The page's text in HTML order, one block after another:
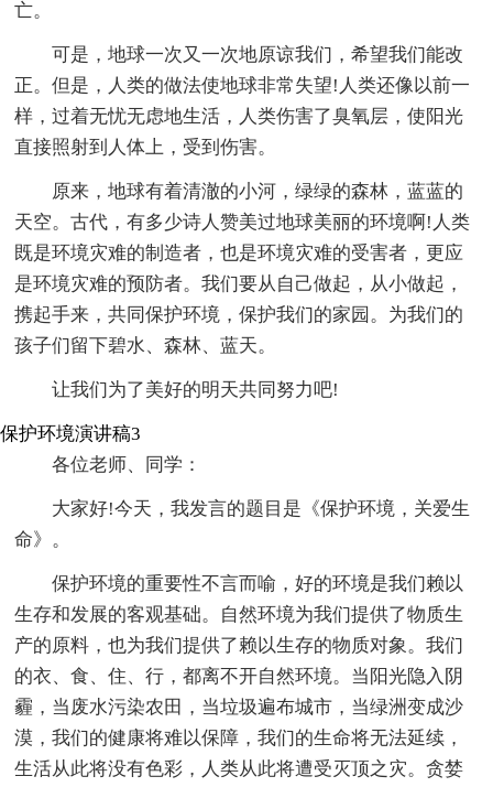
亡。
可是，地球一次又一次地原谅我们，希望我们能改
正。但是，人类的做法使地球非常失望!人类还像以前一
样，过着无忧无虑地生活，人类伤害了臭氧层，使阳光
直接照射到人体上，受到伤害。
原来，地球有着清澈的小河，绿绿的森林，蓝蓝的
天空。古代，有多少诗人赞美过地球美丽的环境啊!人类
既是环境灾难的制造者，也是环境灾难的受害者，更应
是环境灾难的预防者。我们要从自己做起，从小做起，
携起手来，共同保护环境，保护我们的家园。为我们的
孩子们留下碧水、森林、蓝天。
让我们为了美好的明天共同努力吧!
保护环境演讲稿3
各位老师、同学：
大家好!今天，我发言的题目是《保护环境，关爱生
命》。
保护环境的重要性不言而喻，好的环境是我们赖以
生存和发展的客观基础。自然环境为我们提供了物质生
产的原料，也为我们提供了赖以生存的物质对象。我们
的衣、食、住、行，都离不开自然环境。当阳光隐入阴
霾，当废水污染农田，当垃圾遍布城市，当绿洲变成沙
漠，我们的健康将难以保障，我们的生命将无法延续，
生活从此将没有色彩，人类从此将遭受灭顶之灾。贪婪